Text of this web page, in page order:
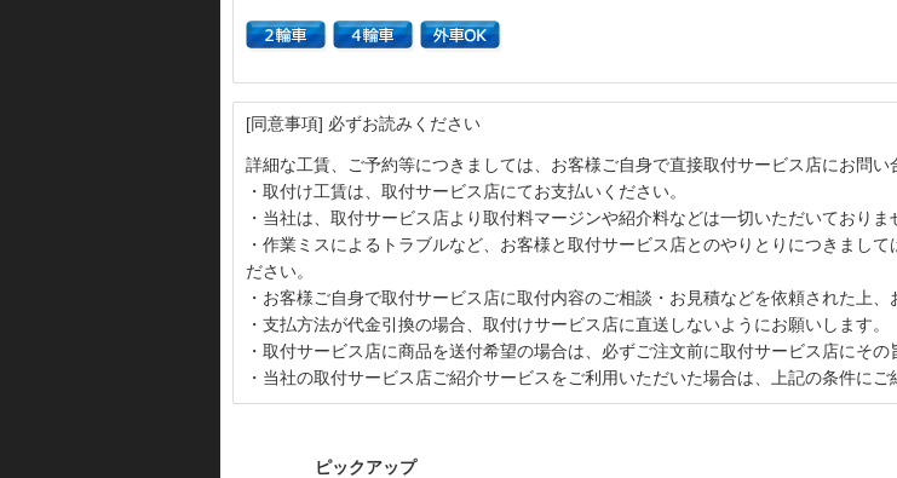
[同意事項] 必ずお読みください
詳細な工賃、ご予約等につきましては、お客様ご自身で直接取付サービス店にお問い
・取付け工賃は、取付サービス店にてお支払いください。
・当社は、取付サービス店より取付料マージンや紹介料などは一切いただいておりま
・作業ミスによるトラブルなど、お客様と取付サービス店とのやりとりにつきまし
ださい。
・お客様ご自身で取付サービス店に取付内容のご相談・お見積などを依頼された上
・支払方法が代金引換の場合、取付けサービス店に直送しないようにお願いします。
・取付サービス店に商品を送付希望の場合は、必ずご注文前に取付サービス店にその
・当社の取付サービス店ご紹介サービスをご利用いただいた場合は、上記の条件にご
ピックアップ